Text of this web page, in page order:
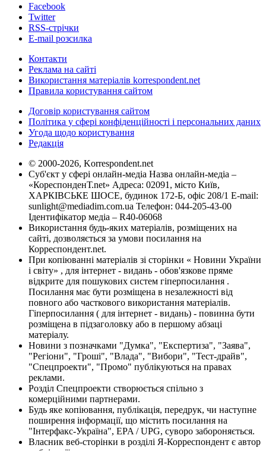
Facebook
Twitter
RSS-стрічки
E-mail розсилка
Контакти
Реклама на сайті
Використання матеріалів korrespondent.net
Правила користування сайтом
Договір користування сайтом
Політика у сфері конфіденційності і персональних даних
Угода щодо користування
Редакція
© 2000-2026, Korrespondent.net
Суб'єкт у сфері онлайн-медіа Назва онлайн-медіа –
«КореспонденТ.net» Адреса: 02091, місто Київ,
ХАРКІВСЬКЕ ШОСЕ, будинок 172-Б, офіс 208/1 E-mail:
sunlight@mediadim.com.ua Телефон: 044-205-43-00
Ідентифікатор медіа – R40-06068
Використання будь-яких матеріалів, розміщених на
сайті, дозволяється за умови посилання на
Корреспондент.net.
При копіюванні матеріалів зі сторінки « Новини України
і світу» , для інтернет - видань - обов'язкове пряме
відкрите для пошукових систем гіперпосилання .
Посилання має бути розміщена в незалежності від
повного або часткового використання матеріалів.
Гіперпосилання ( для інтернет - видань) - повинна бути
розміщена в підзаголовку або в першому абзаці
матеріалу.
Новини з позначками "Думка", "Експертиза", "Заява",
"Регіони", "Гроші", "Влада", "Вибори", "Тест-драйв",
"Спецпроекти", "Промо" публікуються на правах
реклами.
Розділ Спецпроекти створюється спільно з
комерційними партнерами.
Будь яке копіювання, публікація, передрук, чи наступне
поширення інформації, що містить посилання на
"Інтерфакс-Україна", EPA / UPG, суворо забороняється.
Власник веб-сторінки в розділі Я-Корреспондент є автор